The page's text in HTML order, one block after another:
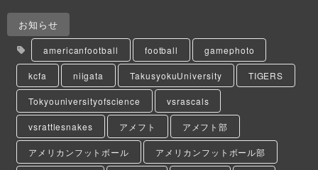
お知らせ
americanfootball football gamephoto
kcfa niigata TakusyokuUniversity TIGERS
Tokyouniversityofscience vsrascals
vsrattlesnakes アメフト アメフト部
アメリカンフットボール アメリカンフットボール部